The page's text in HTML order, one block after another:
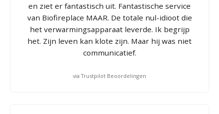
en ziet er fantastisch uit. Fantastische service
van Biofireplace MAAR. De totale nul-idioot die
het verwarmingsapparaat leverde. Ik begrijp
het. Zijn leven kan klote zijn. Maar hij was niet
communicatief.
via Trustpilot Beoordelingen